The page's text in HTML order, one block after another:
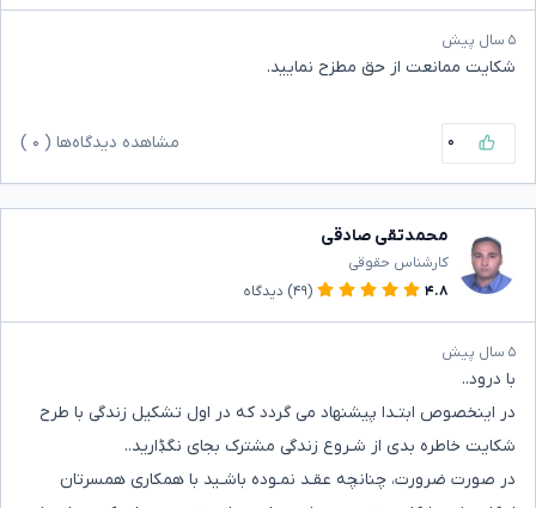
۵ سال پیش
شکایت ممانعت از حق مطزح نمایید.
۰ مشاهده دیدگاه‌ها ( ۰
محمدتقی صادقی
کارشناس حقوقی
۴.۸
(۴۹) دیدگاه
۵ سال پیش
با درود..
در اینخصوص ابتـدا پیشنهاد می گردد که در اول تشکیل زندگی با طرح
شکایت خاطره بدی از شـروع زندگی مشترک بجای نگڋارید..
در صورت ضرورت، چنانچه عقـد نمـوده باشـید با همکاری همسرتان